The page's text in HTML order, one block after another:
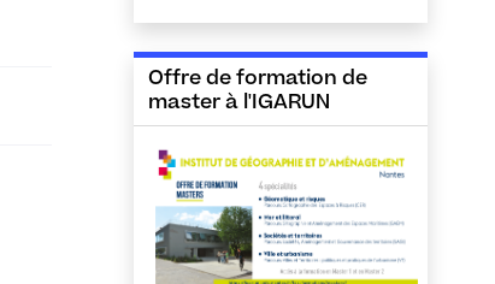
Offre de formation de
master à l'IGARUN